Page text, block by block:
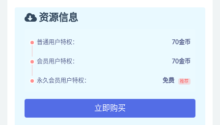
资源信息
普通用户特权： 70金币
会员用户特权： 70金币
永久会员用户特权： 免费 推荐
立即购买